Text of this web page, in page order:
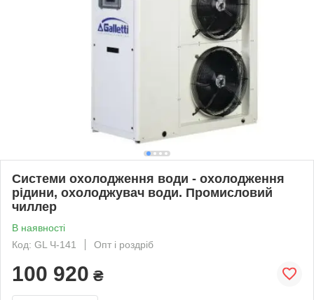
Системи охолодження води - охолодження
рідини, охолоджувач води. Промисловий
чиллер
В наявності
Код: GL Ч-141
Опт і роздріб
100 920 ₴